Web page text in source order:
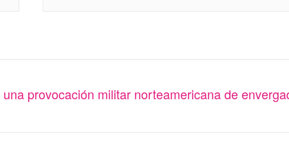
provocación militar norteamericana de